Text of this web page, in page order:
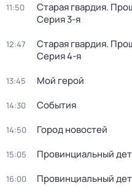
11:50 Старая гвардия.
Серия 3-я
12:47 Старая гвардия.
Серия 4-я
13:45 Мой герой
14:30 События
14:50 Город новостей
15:05 Провинциальный
16:00 Провинциальный